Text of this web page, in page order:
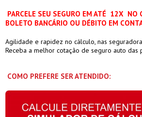
PARCELE SEU SEGURO EM ATÉ 12X NO
BOLETO BANCÁRIO OU DÉBITO EM
Agilidade e rapidez no cálculo, nas
Receba a melhor cotação de seguro auto das
COMO PREFERE SER ATENDIDO: